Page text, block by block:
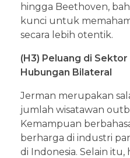
hingga Beethoven,
kunci untuk
secara lebih otentik.
(H3) Peluang di
Hubungan Bilateral
Jerman merupakan
jumlah wisatawan
Kemampuan
berharga di industri
di Indonesia. Selain